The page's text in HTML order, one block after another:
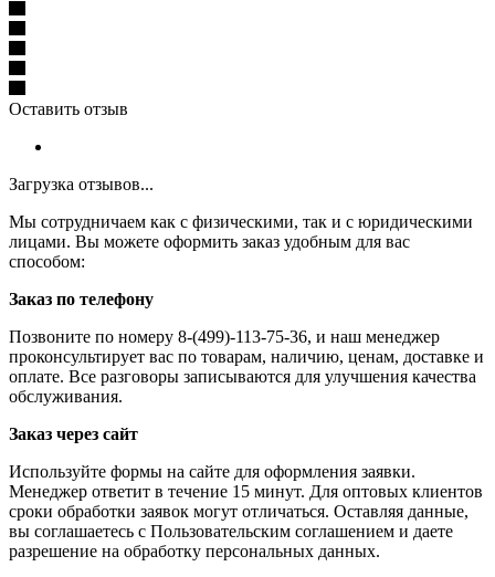
Оставить отзыв
Загрузка отзывов...
Мы сотрудничаем как с физическими, так и с юридическими
лицами. Вы можете оформить заказ удобным для вас
способом:
Заказ по телефону
Позвоните по номеру 8-(499)-113-75-36, и наш менеджер
проконсультирует вас по товарам, наличию, ценам, доставке и
оплате. Все разговоры записываются для улучшения качества
обслуживания.
Заказ через сайт
Используйте формы на сайте для оформления заявки.
Менеджер ответит в течение 15 минут. Для оптовых клиентов
сроки обработки заявок могут отличаться. Оставляя данные,
вы соглашаетесь с Пользовательским соглашением и даете
разрешение на обработку персональных данных.